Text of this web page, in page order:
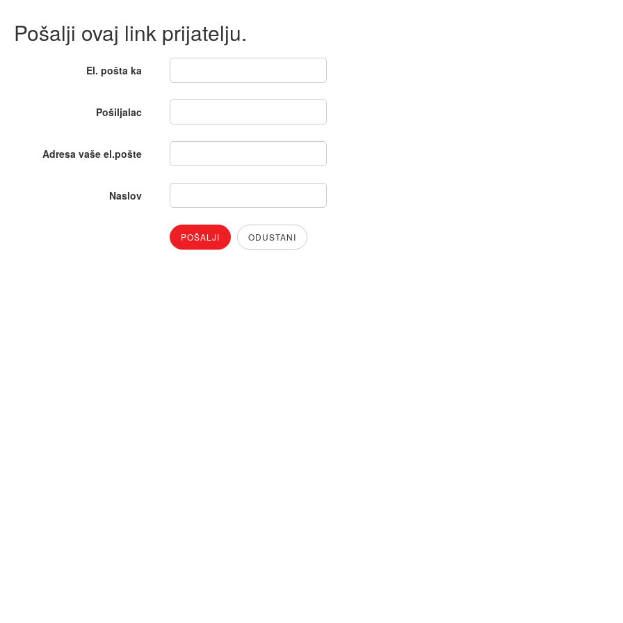
Pošalji ovaj link prijatelju.
El. pošta ka
Pošiljalac
Adresa vaše el.pošte
Naslov
POŠALJI ODUSTANI